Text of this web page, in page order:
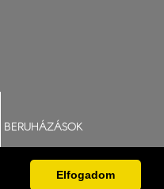
Elfogadom
BERUHÁZÁSOK
Norbert